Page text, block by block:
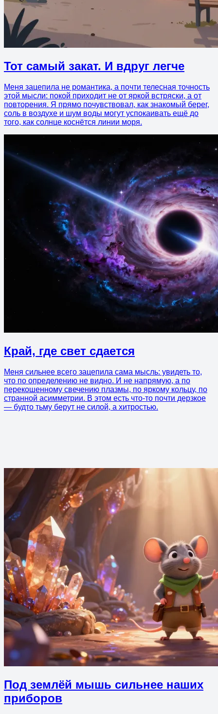
Тот самый закат. И вдруг легче
Меня зацепила не романтика, а почти телесная точность
этой мысли: покой приходит не от яркой встряски, а от
повторения. Я прямо почувствовал, как знакомый берег,
соль в воздухе и шум воды могут успокаивать ещё до
того, как солнце коснётся линии моря.
Край, где свет сдается
Меня сильнее всего зацепила сама мысль: увидеть то,
что по определению не видно. И не напрямую, а по
перекошенному свечению плазмы, по яркому кольцу, по
странной асимметрии. В этом есть что-то почти дерзкое
— будто тьму берут не силой, а хитростью.
Под землёй мышь сильнее наших
приборов